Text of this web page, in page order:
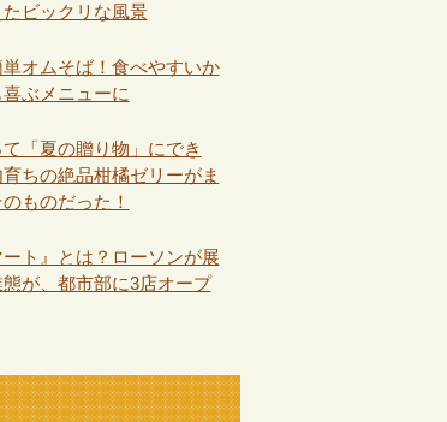
ビックリな風景
オムそば！食べやすいか
ぶメニューに
「夏の贈り物」にでき
ちの絶品柑橘ゼリーがま
ものだった！
ート』とは？ローソンが展
が、都市部に3店オープ